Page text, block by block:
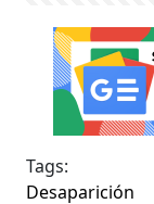
Tags:
Desaparición